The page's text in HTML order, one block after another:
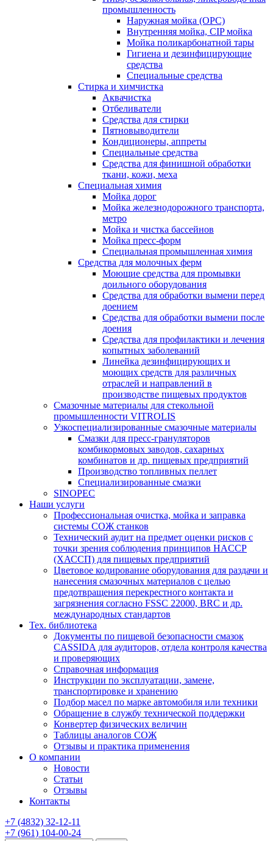
промышленность
Наружная мойка (ОРС)
Внутренняя мойка, CIP мойка
Мойка поликарбонатной тары
Гигиена и дезинфицирующие
средства
Специальные средства
Стирка и химчистка
Аквачистка
Отбеливатели
Средства для стирки
Пятновыводители
Кондиционеры, аппреты
Специальные средства
Средства для финишной обработки
ткани, кожи, меха
Специальная химия
Мойка дорог
Мойка железнодорожного транспорта,
метро
Мойка и чистка бассейнов
Мойка пресс-форм
Специальная промышленная химия
Средства для молочных ферм
Моющие средства для промывки
доильного оборудования
Средства для обработки вымени перед
доением
Средства для обработки вымени после
доения
Средства для профилактики и лечения
копытных заболеваний
Линейка дезинфицирующих и
моющих средств для различных
отраслей и направлений в
производстве пищевых продуктов
Смазочные материалы для стекольной
промышленности VITROLIS
Узкоспециализированные смазочные материалы
Смазки для пресс-грануляторов
комбикормовых заводов, сахарных
комбинатов и др. пищевых предприятий
Производство топливных пеллет
Специализированные смазки
SINOPEC
Наши услуги
Профессиональная очистка, мойка и заправка
системы СОЖ станков
Технический аудит на предмет оценки рисков с
точки зрения соблюдения принципов HACCP
(ХАССП) для пищевых предприятий
Цветовое кодирование оборудования для раздачи и
нанесения смазочных материалов с целью
предотвращения перекрестного контакта и
загрязнения согласно FSSC 22000, BRC и др.
международных стандартов
Тех. библиотека
Документы по пищевой безопасности смазок
CASSIDA для аудиторов, отдела контроля качества
и проверяющих
Справочная информация
Инструкции по эксплуатации, замене,
транспортировке и хранению
Подбор масел по марке автомобиля или техники
Обращение в службу технической поддержки
Конвертер физических величин
Таблицы аналогов СОЖ
Отзывы и практика применения
О компании
Новости
Статьи
Отзывы
Контакты
+7 (4832) 32-12-11
+7 (961) 104-00-24